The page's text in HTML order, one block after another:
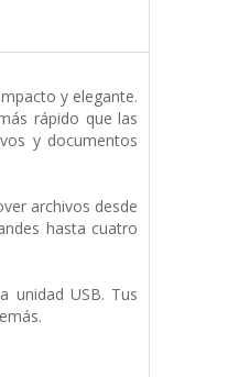
y elegante.
rápido que las
y documentos
archivos desde
hasta cuatro
unidad USB. Tus